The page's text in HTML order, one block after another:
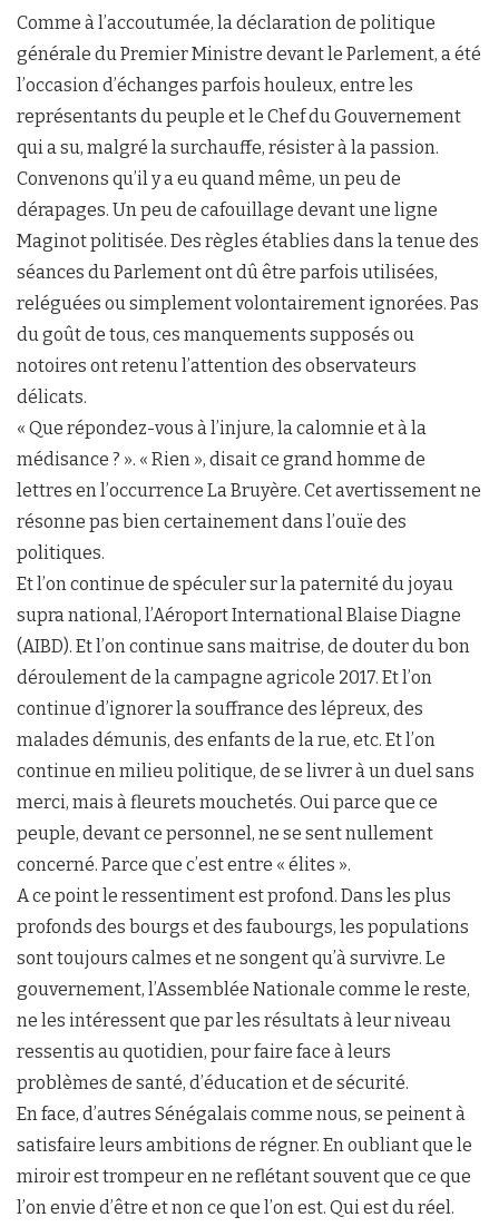
Comme à l’accoutumée, la déclaration de politique
générale du Premier Ministre devant le Parlement, a été
l’occasion d’échanges parfois houleux, entre les
représentants du peuple et le Chef du Gouvernement
qui a su, malgré la surchauffe, résister à la passion.
Convenons qu’il y a eu quand même, un peu de
dérapages. Un peu de cafouillage devant une ligne
Maginot politisée. Des règles établies dans la tenue des
séances du Parlement ont dû être parfois utilisées,
reléguées ou simplement volontairement ignorées. Pas
du goût de tous, ces manquements supposés ou
notoires ont retenu l’attention des observateurs
délicats.
« Que répondez-vous à l’injure, la calomnie et à la
médisance ? ». « Rien », disait ce grand homme de
lettres en l’occurrence La Bruyère. Cet avertissement ne
résonne pas bien certainement dans l’ouïe des
politiques.
Et l’on continue de spéculer sur la paternité du joyau
supra national, l’Aéroport International Blaise Diagne
(AIBD). Et l’on continue sans maitrise, de douter du bon
déroulement de la campagne agricole 2017. Et l’on
continue d’ignorer la souffrance des lépreux, des
malades démunis, des enfants de la rue, etc. Et l’on
continue en milieu politique, de se livrer à un duel sans
merci, mais à fleurets mouchetés. Oui parce que ce
peuple, devant ce personnel, ne se sent nullement
concerné. Parce que c’est entre « élites ».
A ce point le ressentiment est profond. Dans les plus
profonds des bourgs et des faubourgs, les populations
sont toujours calmes et ne songent qu’à survivre. Le
gouvernement, l’Assemblée Nationale comme le reste,
ne les intéressent que par les résultats à leur niveau
ressentis au quotidien, pour faire face à leurs
problèmes de santé, d’éducation et de sécurité.
En face, d’autres Sénégalais comme nous, se peinent à
satisfaire leurs ambitions de régner. En oubliant que le
miroir est trompeur en ne reflétant souvent que ce que
l’on envie d’être et non ce que l’on est. Qui est du réel.